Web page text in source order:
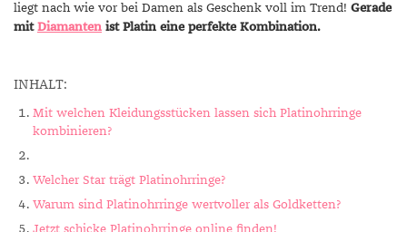
liegt nach wie vor bei Damen als Geschenk voll im Trend! Gerade
mit Diamanten ist Platin eine perfekte Kombination.
INHALT:
Mit welchen Kleidungsstücken lassen sich Platinohrringe
kombinieren?
Welcher Star trägt Platinohrringe?
Warum sind Platinohrringe wertvoller als Goldketten?
Jetzt schicke Platinohrringe online finden!